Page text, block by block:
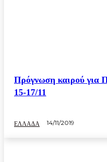
Πρόγνωση καιρού για
15-17/11
ΕΛΛΑΔΑ 14/11/2019